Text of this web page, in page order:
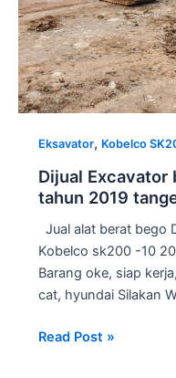
Eksavator, Kobelco
Dijual Excavator
tahun 2019
Jual alat berat bego
Kobelco sk200 -10
Barang oke, siap
cat, hyundai Silakan
Dijual
Read Post »